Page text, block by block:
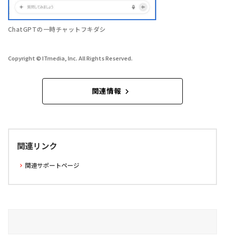
ChatGPTの一時チャットフキダシ
Copyright © ITmedia, Inc. All Rights Reserved.
関連情報
関連リンク
関連サポートページ